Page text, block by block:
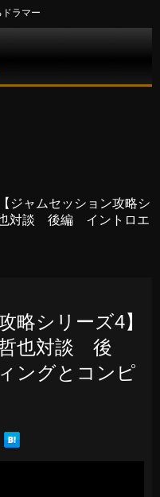
ラマー
【ジャムセッション攻略シ
也対談 後編 イントロエ
略シリーズ4】
也対談 後
ングとコンピ